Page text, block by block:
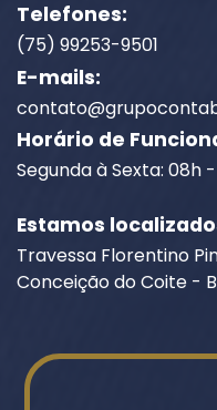
Telefones:
(75) 99253-9501
E-mails:
Horário de
Segunda à Sexta: 08h -
Estamos
Travessa Florentino
Conceição do Coite -